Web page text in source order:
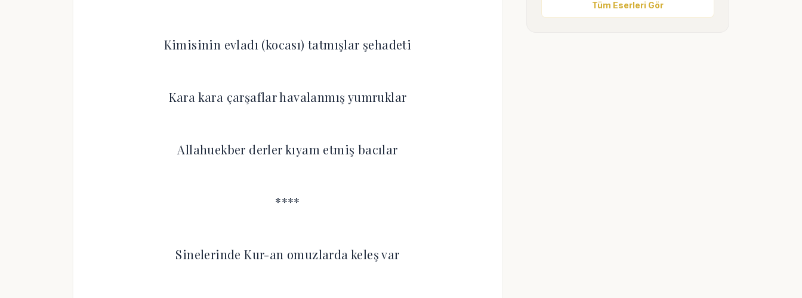
Kimisinin evladı (kocası) tatmışlar şehadeti
Kara kara çarşaflar havalanmış yumruklar
Allahuekber derler kıyam etmiş bacılar
****
Sinelerinde Kur-an omuzlarda keleş var
Tüm Eserleri Gör